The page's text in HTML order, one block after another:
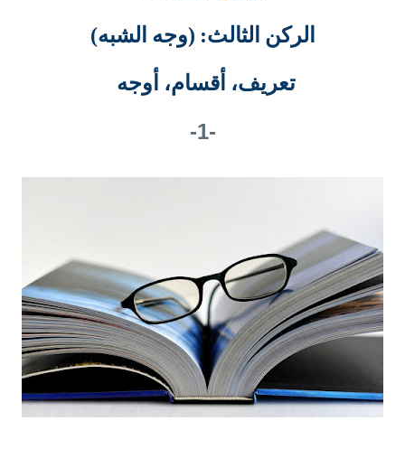
الركن الثالث: (وجه الشبه)
تعريف، أقسام، أوجه
-1-